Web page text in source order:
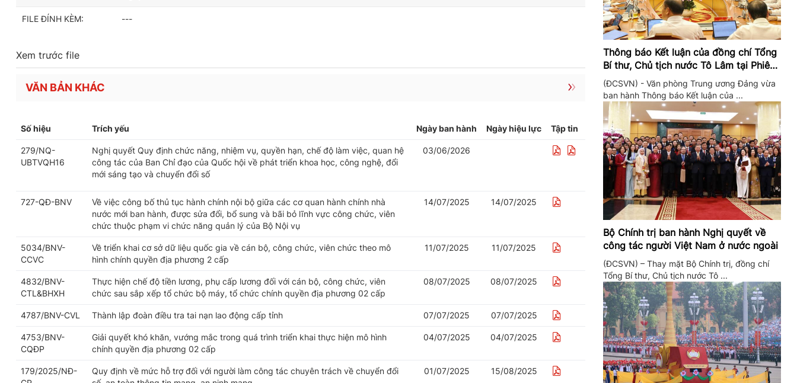
FILE ĐÍNH KÈM: ---
Xem trước file
VĂN BẢN KHÁC
Số hiệu Trích yếu Ngày ban hành Ngày hiệu lực Tập tin
279/NQ-
UBTVQH16
Nghị quyết Quy định chức năng, nhiệm vụ, quyền hạn, chế độ làm việc, quan hệ
công tác của Ban Chỉ đạo của Quốc hội về phát triển khoa học, công nghệ, đổi
mới sáng tạo và chuyển đổi số
03/06/2026
727-QĐ-BNV
Về việc công bố thủ tục hành chính nội bộ giữa các cơ quan hành chính nhà
nước mới ban hành, được sửa đổi, bổ sung và bãi bỏ lĩnh vực công chức, viên
chức thuộc phạm vi chức năng quản lý của Bộ Nội vụ
14/07/2025 14/07/2025
5034/BNV-
CCVC
Về triển khai cơ sở dữ liệu quốc gia về cán bộ, công chức, viên chức theo mô
hình chính quyền địa phương 2 cấp
11/07/2025 11/07/2025
4832/BNV-
CTL&BHXH
Thực hiện chế độ tiền lương, phụ cấp lương đối với cán bộ, công chức, viên
chức sau sắp xếp tổ chức bộ máy, tổ chức chính quyền địa phương 02 cấp
08/07/2025 08/07/2025
4787/BNV-CVL Thành lập đoàn điều tra tai nạn lao động cấp tỉnh 07/07/2025 07/07/2025
4753/BNV-
CQĐP
Giải quyết khó khăn, vướng mắc trong quá trình triển khai thực hiện mô hình
chính quyền địa phương 02 cấp
04/07/2025 04/07/2025
179/2025/NĐ-
Quy định về mức hỗ trợ đối với người làm công tác chuyên trách về chuyển đổi
01/07/2025 15/08/2025
Thông báo Kết luận của đồng chí Tổng
Bí thư, Chủ tịch nước Tô Lâm tại Phiên
họp Ban Chỉ đạo Trung ương thực hiện
Nghị quyết 57
(ĐCSVN) - Văn phòng Trung ương Đảng vừa
ban hành Thông báo Kết luận của ...
Bộ Chính trị ban hành Nghị quyết về
công tác người Việt Nam ở nước ngoài
(ĐCSVN) – Thay mặt Bộ Chính trị, đồng chí
Tổng Bí thư, Chủ tịch nước Tô ...